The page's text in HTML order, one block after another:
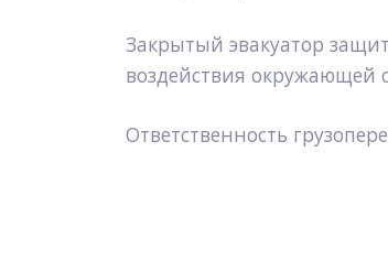
Закрытый эвакуатор
воздействия окружающей
Ответственность